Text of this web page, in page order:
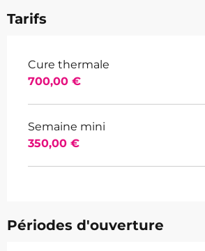
Tarifs
Cure thermale
700,00 €
Semaine mini
350,00 €
Périodes d'ouverture